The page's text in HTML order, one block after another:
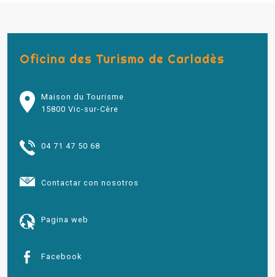
Oficina des Turismo de Carladès
Maison du Tourisme
15800 Vic-sur-Cère
04 71 47 50 68
Contactar con nosotros
Pagina web
Facebook